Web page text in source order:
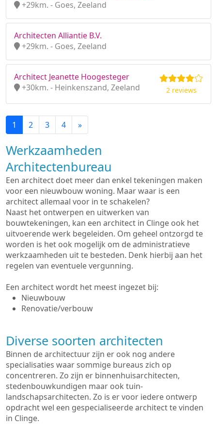
+29km. - Goes, Zeeland
Architecten Alliantie B.V.
+29km. - Goes, Zeeland
Architect Jeanette Hoogesteger
+30km. - Heinkenszand, Zeeland
2 reviews
1 2 3 4 »
Werkzaamheden
Architectenbureau
Een architect doet meer dan enkel tekeningen maken
voor een nieuwbouw woning. Maar waar is een
architect allemaal voor in te schakelen?
Naast het ontwerpen en uitwerken van
bouwtekeningen, kan een architect in Clinge ook het
uitvoerende werk begeleiden. Om geheel ontzorgd te
worden is het ook mogelijk om de administratieve
werkzaamheden uit te besteden. Denk hierbij aan het
regelen van eventuele vergunning.
Een architect wordt het meest ingezet bij:
Nieuwbouw
Renovatie/verbouw
Diverse soorten architecten
Binnen de architectuur zijn er ook nog andere
specialisaties waar sommige bureaus zich op
concentreren. Zo zijn er binnenhuisarchitecten,
stedenbouwkundigen maar ook tuin-
landschapsarchitecten. Zo is er voor iedere ontwerp
opdracht wel een gespecialiseerde architect te vinden
in Clinge.